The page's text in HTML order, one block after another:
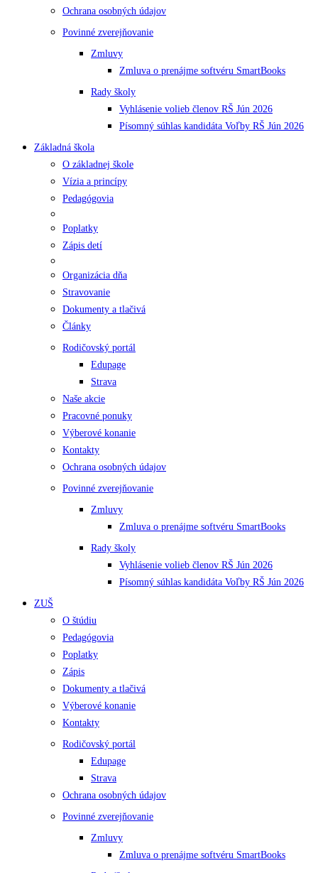
Ochrana osobných údajov
Povinné zverejňovanie
Zmluvy
Zmluva o prenájme softvéru SmartBooks
Rady školy
Vyhlásenie volieb členov RŠ Jún 2026
Písomný súhlas kandidáta Voľby RŠ Jún 2026
Základná škola
O základnej škole
Vízia a princípy
Pedagógovia
Poplatky
Zápis detí
Organizácia dňa
Stravovanie
Dokumenty a tlačivá
Články
Rodičovský portál
Edupage
Strava
Naše akcie
Pracovné ponuky
Výberové konanie
Kontakty
Ochrana osobných údajov
Povinné zverejňovanie
Zmluvy
Zmluva o prenájme softvéru SmartBooks
Rady školy
Vyhlásenie volieb členov RŠ Jún 2026
Písomný súhlas kandidáta Voľby RŠ Jún 2026
ZUŠ
O štúdiu
Pedagógovia
Poplatky
Zápis
Dokumenty a tlačivá
Výberové konanie
Kontakty
Rodičovský portál
Edupage
Strava
Ochrana osobných údajov
Povinné zverejňovanie
Zmluvy
Zmluva o prenájme softvéru SmartBooks